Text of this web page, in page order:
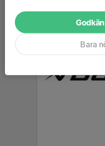
Bara